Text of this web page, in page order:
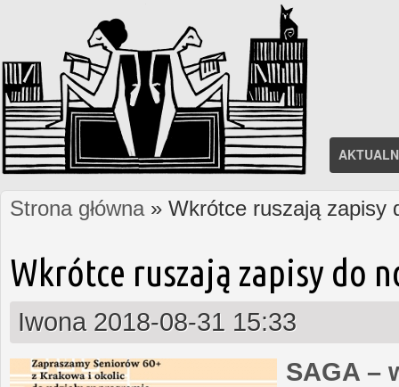
Jesteś tutaj
Strona główna» Wkrótce ruszają zapisy
Wkrótce ruszają zapisy do
Iwona 2018-08-31 15:33
SAGA –